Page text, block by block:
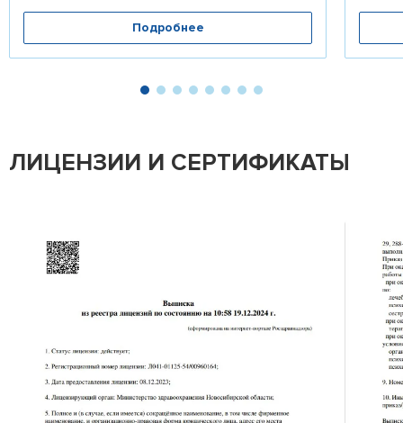
Подробнее
ЛИЦЕНЗИИ И СЕРТИФИКАТЫ